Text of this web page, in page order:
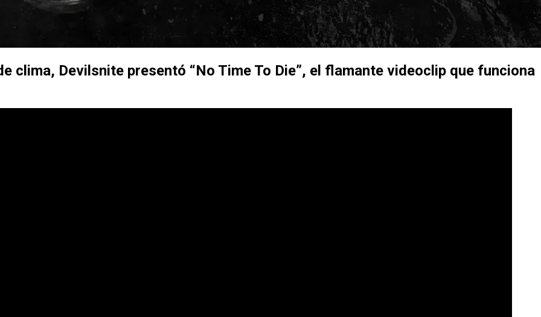
clima, Devilsnite presentó “No Time To Die”, el flamante videoclip que funciona